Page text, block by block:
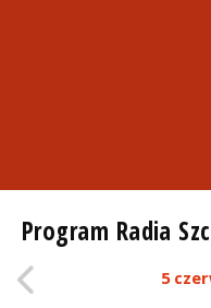
Program Radia
5